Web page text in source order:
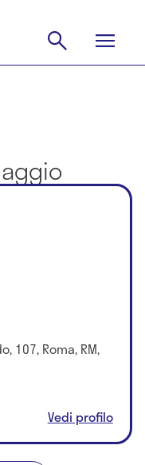
107, Roma, RM,
Vedi profilo